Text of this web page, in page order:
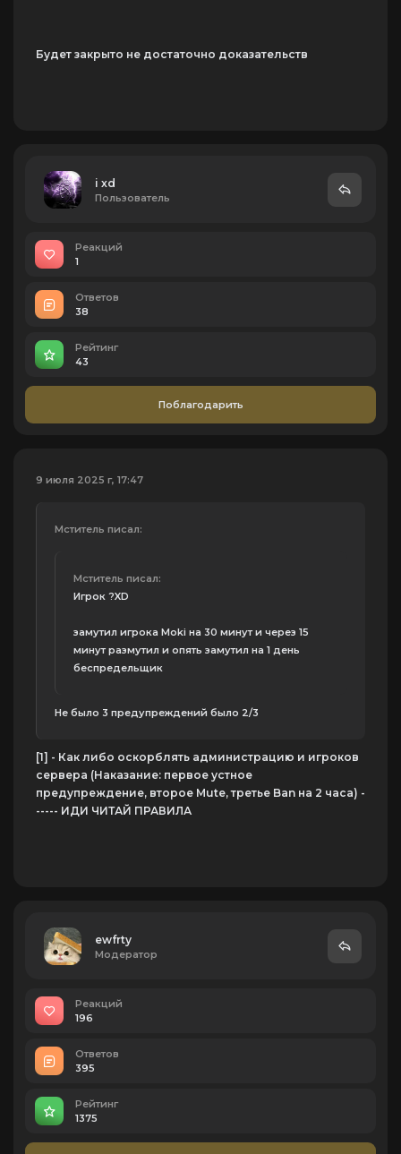
Будет закрыто не достаточно доказательств
i xd
Пользователь
Реакций
1
Ответов
38
Рейтинг
43
Поблагодарить
9 июля 2025 г, 17:47
Мститель писал:
Мститель писал:
Игрок ?XD
замутил игрока Moki на 30 минут и через 15
минут размутил и опять замутил на 1 день
беспредельщик
Не было 3 предупреждений было 2/3
[1] - Как либо оскорблять администрацию и игроков
сервера (Наказание: первое устное
предупреждение, второе Mute, третье Ban на 2 часа) -
----- ИДИ ЧИТАЙ ПРАВИЛА
ewfrtу
Модератор
Реакций
196
Ответов
395
Рейтинг
1375